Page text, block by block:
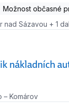
Možnost občasné
nad Sázavou + 1
nákladních
– Komárov